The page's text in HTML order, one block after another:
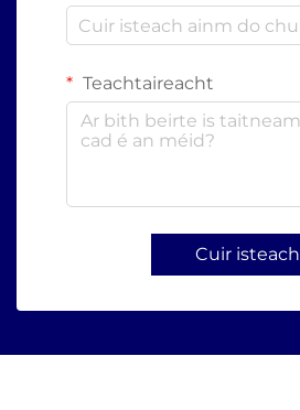
Teachtaireacht
Cuir isteach